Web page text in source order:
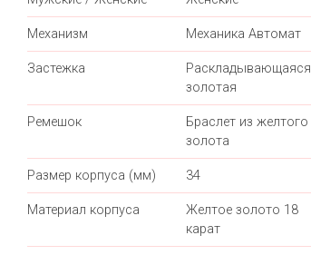
Механизм Механика Автомат
Застежка
Раскладывающаяся
золотая
Ремешок
Браслет из желтого
золота
Размер корпуса (мм) 34
Материал корпуса
Желтое золото 18
карат